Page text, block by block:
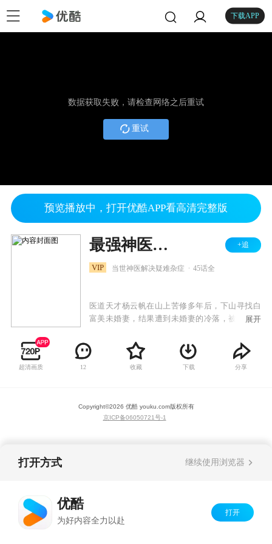
下载APP
数据获取失败，请检查网络之后重试
重试
预览播放中，打开优酷APP看高清完整版
最强神医混都市 +追
VIP 当世神医解决疑难杂症 45话全
医道天才杨云帆在山上苦修多年后，下山寻找白
富美未婚妻，结果遭到未婚妻的冷落，被视作乡
通通，却身怀绝技，任何疑难杂症到他面前都手
到病除，各种奇遇和危险迎刃而解。众人对他刮
目相看，未婚妻以及各路美女投怀送抱，而他秉
展开
超清画质 12 收藏 下载 分享
Copyright©2026 优酷 youku.com版权所有
京ICP备06050721号-1
打开方式 继续使用浏览器
优酷
为好内容全力以赴
打开